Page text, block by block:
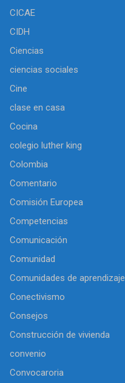
CICAE
CIDH
Ciencias
ciencias sociales
Cine
clase en casa
Cocina
colegio luther king
Colombia
Comentario
Comisión Europea
Competencias
Comunicación
Comunidad
Comunidades de aprendizaje
Conectivismo
Consejos
Construcción de vivienda
convenio
Convocaroria